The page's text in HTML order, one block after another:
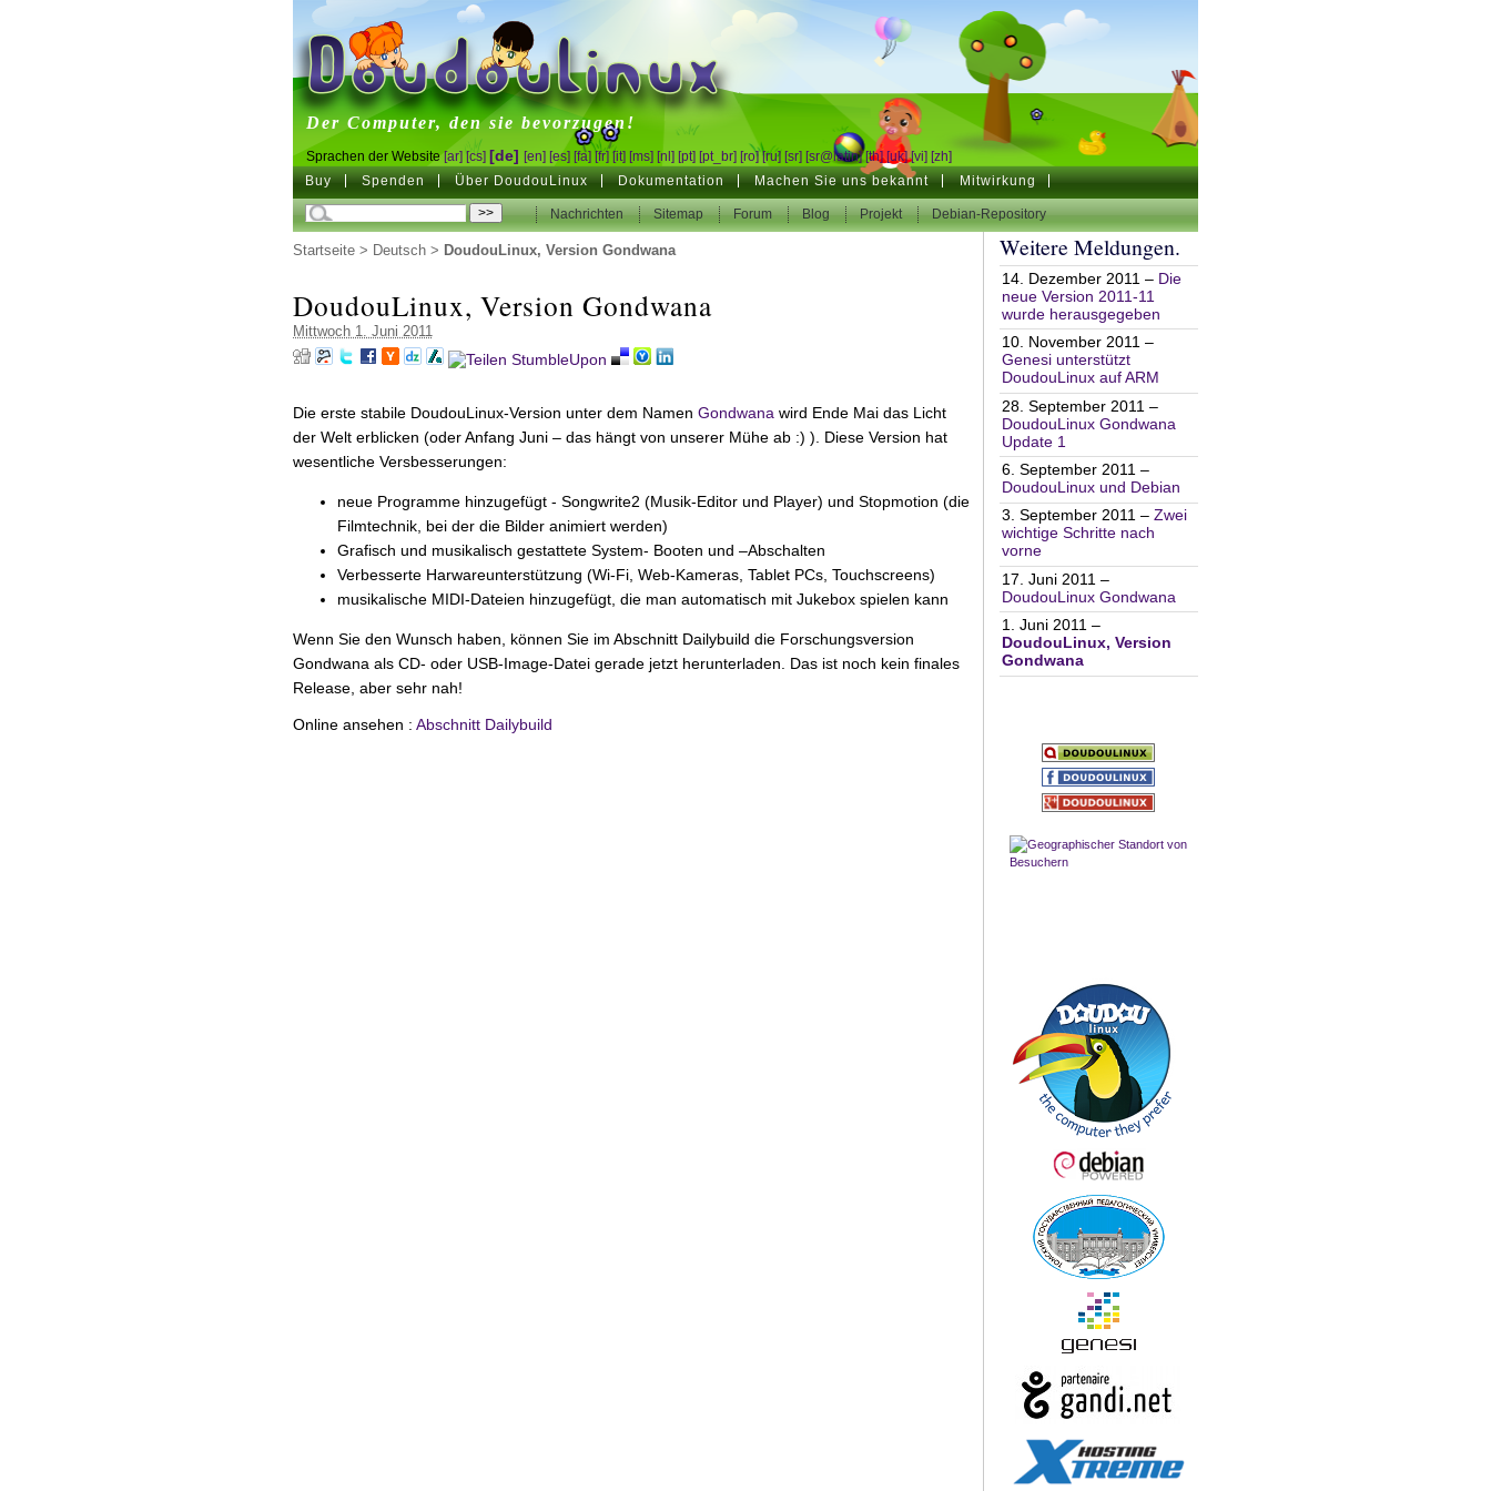
DoudouLinux
Der Computer, den sie bevorzugen!
Sprachen der Website [ar] [cs] [de] [en] [es] [fa] [fr] [it] [ms] [nl] [pt] [pt_br] [ro] [ru] [sr] [sr@latin] [th] [uk] [vi] [zh]
Buy Spenden Über DoudouLinux Dokumentation Machen Sie uns bekannt Mitwirkung
Nachrichten Sitemap Forum Blog Projekt Debian-Repository
Startseite> Deutsch> DoudouLinux, Version Gondwana
DoudouLinux, Version Gondwana
Mittwoch 1. Juni 2011
Die erste stabile DoudouLinux-Version unter dem Namen Gondwana wird Ende Mai das Licht
der Welt erblicken (oder Anfang Juni – das hängt von unserer Mühe ab :) ). Diese Version hat
wesentliche Versbesserungen:
neue Programme hinzugefügt - Songwrite2 (Musik-Editor und Player) und Stopmotion (die
Filmtechnik, bei der die Bilder animiert werden)
Grafisch und musikalisch gestattete System- Booten und –Abschalten
Verbesserte Harwareunterstützung (Wi-Fi, Web-Kameras, Tablet PCs, Touchscreens)
musikalische MIDI-Dateien hinzugefügt, die man automatisch mit Jukebox spielen kann
Wenn Sie den Wunsch haben, können Sie im Abschnitt Dailybuild die Forschungsversion
Gondwana als CD- oder USB-Image-Datei gerade jetzt herunterladen. Das ist noch kein finales
Release, aber sehr nah!
Online ansehen : Abschnitt Dailybuild
Weitere Meldungen.
14. Dezember 2011 – Die
neue Version 2011-11
wurde herausgegeben
10. November 2011 –
Genesi unterstützt
DoudouLinux auf ARM
28. September 2011 –
DoudouLinux Gondwana
Update 1
6. September 2011 –
DoudouLinux und Debian
3. September 2011 –Zwei
wichtige Schritte nach
vorne
17. Juni 2011 –
DoudouLinux Gondwana
1. Juni 2011 –
DoudouLinux, Version
Gondwana